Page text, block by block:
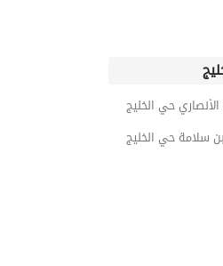
حي الخليج
سلامة حي الخليج